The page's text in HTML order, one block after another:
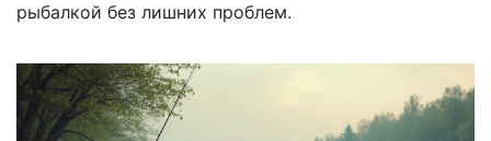
рыбалкой без лишних проблем.